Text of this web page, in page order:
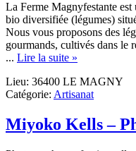
La Ferme Magnyfestante
bio diversifiée (légumes)
Nous vous proposons des
gourmands, cultivés dans le
... Lire la suite »
La
Ferme
Lieu: 36400 LE MAGNY
Catégorie: Artisanat
Miyoko Kells –